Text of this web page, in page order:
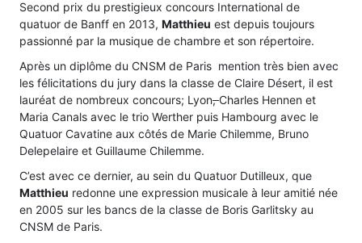
Second prix du prestigieux concours International de
quatuor de Banff en 2013, Matthieu est depuis toujours
passionné par la musique de chambre et son répertoire.
Après un diplôme du CNSM de Paris mention très bien avec
les félicitations du jury dans la classe de Claire Désert, il est
lauréat de nombreux concours; Lyon,Charles Hennen et
Maria Canals avec le trio Werther puis Hambourg avec le
Quatuor Cavatine aux côtés de Marie Chilemme, Bruno
Delepelaire et Guillaume Chilemme.
C’est avec ce dernier, au sein du Quatuor Dutilleux, que
Matthieu redonne une expression musicale à leur amitié née
en 2005 sur les bancs de la classe de Boris Garlitsky au
CNSM de Paris.